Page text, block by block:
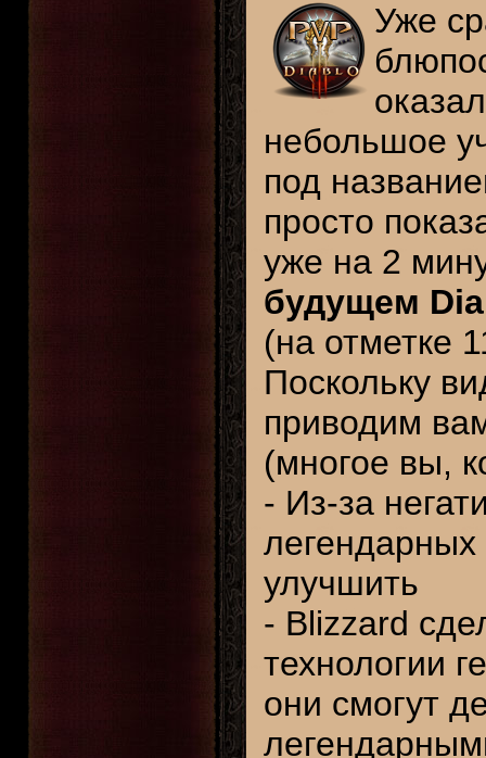
Уже
небольшое
под
просто
уже на 2
будущем
(на отметке
Поскольку
приводим
(многое вы,
- Из-за
улучшить
- Blizzard
технологии
они смогут